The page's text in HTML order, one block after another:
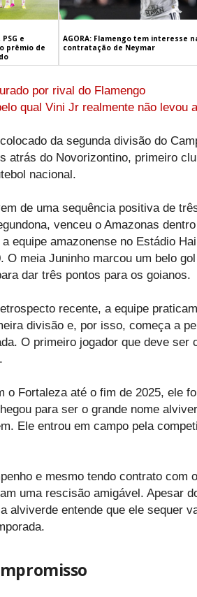
e
prêmio de
AGORA: Flamengo tem interesse
contratação de Neymar
por rival do Flamengo
qual Vini Jr realmente não levou
da segunda divisão do
atrás do Novorizontino, primeiro
nacional.
de uma sequência positiva de
venceu o Amazonas
equipe amazonense no Estádio
O meia Juninho marcou um belo
dar três pontos para os goianos.
recente, a equipe
divisão e, por isso, começa a
O primeiro jogador que deve ser
o Fortaleza até o fim de 2025, ele
para ser o grande nome
Ele entrou em campo pela
e mesmo tendo contrato com
uma rescisão amigável. Apesar
alviverde entende que ele sequer